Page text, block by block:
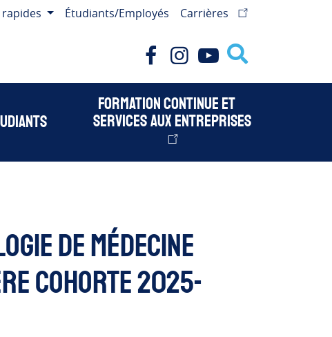
rapides Étudiants/Employés
Carrières
Facebook
Instagram
Youtube
Formation continue et
services aux entreprises
de médecine
cohorte 2025-